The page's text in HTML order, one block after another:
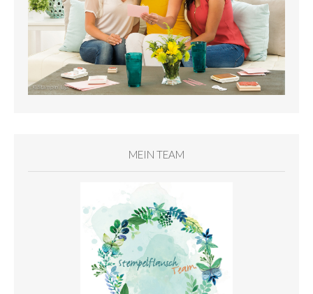
MEIN TEAM